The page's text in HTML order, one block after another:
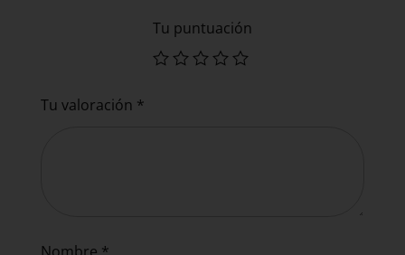
Tu puntuación
Tu valoración *